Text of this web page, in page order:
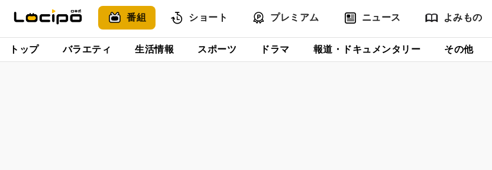
番組 ショート プレミアム ニュース よみもの
トップ バラエティ 生活情報 スポーツ ドラマ 報道・ドキュメンタリー その他